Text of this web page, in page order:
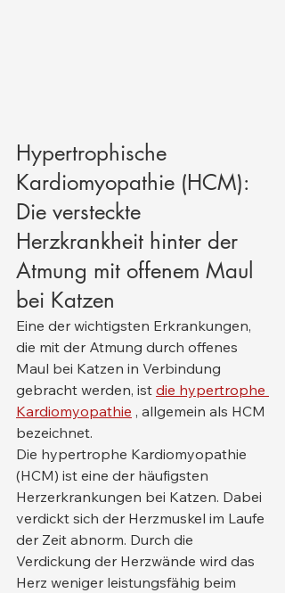
Hypertrophische
Kardiomyopathie (HCM):
Die versteckte
Herzkrankheit hinter der
Atmung mit offenem Maul
bei Katzen
Eine der wichtigsten Erkrankungen,
die mit der Atmung durch offenes
Maul bei Katzen in Verbindung
gebracht werden, ist die hypertrophe
Kardiomyopathie , allgemein als HCM
bezeichnet.
Die hypertrophe Kardiomyopathie
(HCM) ist eine der häufigsten
Herzerkrankungen bei Katzen. Dabei
verdickt sich der Herzmuskel im Laufe
der Zeit abnorm. Durch die
Verdickung der Herzwände wird das
Herz weniger leistungsfähig beim